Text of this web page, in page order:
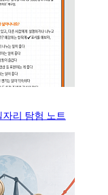
자리 탐험 노트